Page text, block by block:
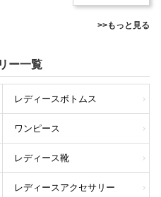
>>もっと見る
ー一覧
レディースボトムス
ワンピース
レディース靴
レディースアクセサリー